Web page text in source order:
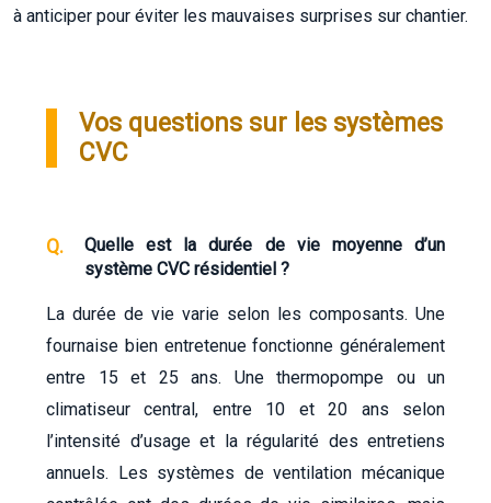
à anticiper pour éviter les mauvaises surprises sur chantier.
Vos questions sur les systèmes
CVC
Quelle est la durée de vie moyenne d’un
système CVC résidentiel ?
La durée de vie varie selon les composants. Une
fournaise bien entretenue fonctionne généralement
entre 15 et 25 ans. Une thermopompe ou un
climatiseur central, entre 10 et 20 ans selon
l’intensité d’usage et la régularité des entretiens
annuels. Les systèmes de ventilation mécanique